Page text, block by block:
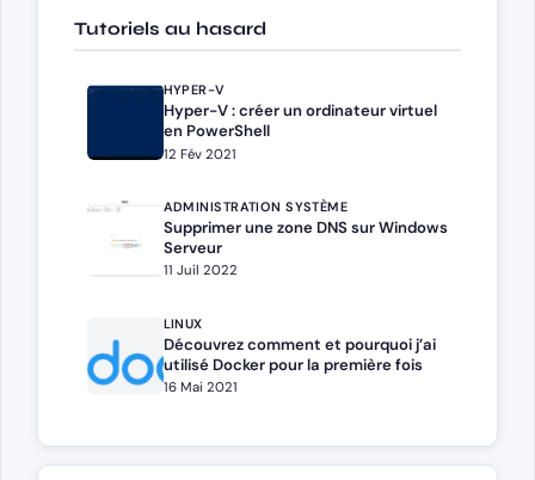
Tutoriels au hasard
HYPER-V
Hyper-V : créer un ordinateur virtuel
en PowerShell
12 Fév 2021
ADMINISTRATION SYSTÈME
Supprimer une zone DNS sur Windows
Serveur
11 Juil 2022
LINUX
Découvrez comment et pourquoi j’ai
utilisé Docker pour la première fois
16 Mai 2021